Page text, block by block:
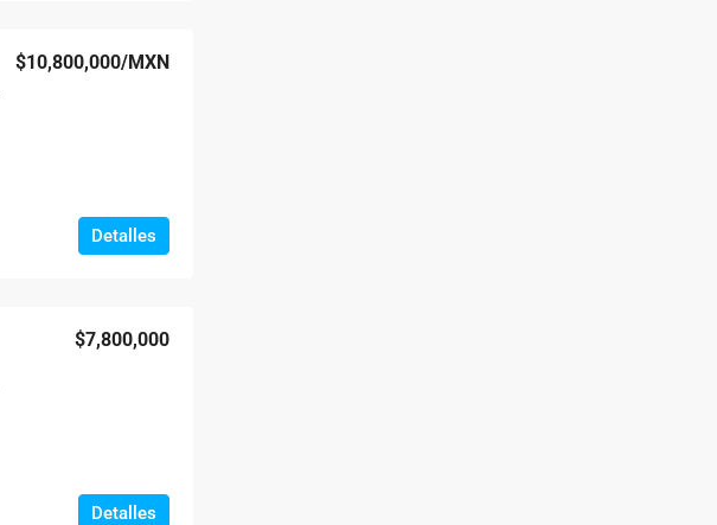
$10,800,000/MXN
Detalles
$7,800,000
Detalles